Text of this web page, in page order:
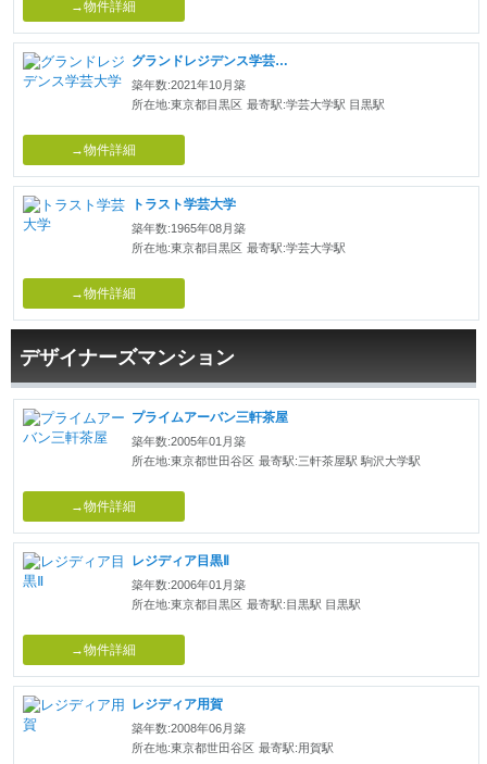
→物件詳細
グランドレジデンス学芸大学
築年数:2021年10月築
所在地:東京都目黒区 最寄駅:学芸大学駅 目黒駅
→物件詳細
トラスト学芸大学
築年数:1965年08月築
所在地:東京都目黒区 最寄駅:学芸大学駅
→物件詳細
デザイナーズマンション
プライムアーバン三軒茶屋
築年数:2005年01月築
所在地:東京都世田谷区 最寄駅:三軒茶屋駅 駒沢大学駅
→物件詳細
レジディア目黒Ⅱ
築年数:2006年01月築
所在地:東京都目黒区 最寄駅:目黒駅 目黒駅
→物件詳細
レジディア用賀
築年数:2008年06月築
所在地:東京都世田谷区 最寄駅:用賀駅